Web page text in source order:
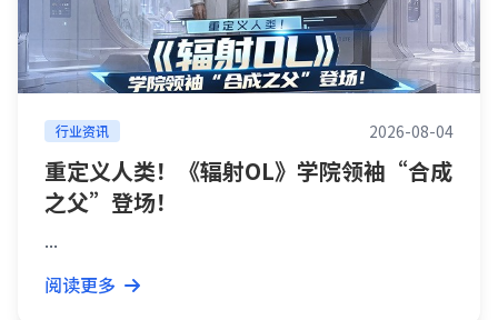
行业资讯 2026-08-04
重定义人类！《辐射OL》学院领袖“合成
之父”登场！
...
阅读更多